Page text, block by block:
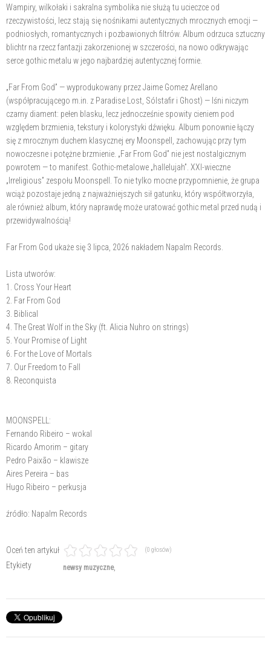
Wampiry, wilkołaki i sakralna symbolika nie służą tu ucieczce od
rzeczywistości, lecz stają się nośnikami autentycznych mrocznych emocji —
podniosłych, romantycznych i pozbawionych filtrów. Album odrzuca sztuczny
blichtr na rzecz fantazji zakorzenionej w szczerości, na nowo odkrywając
serce gothic metalu w jego najbardziej autentycznej formie.
„Far From God” — wyprodukowany przez Jaime Gomez Arellano
(współpracującego m.in. z Paradise Lost, Sólstafir i Ghost) — lśni niczym
czarny diament: pełen blasku, lecz jednocześnie spowity cieniem pod
względem brzmienia, tekstury i kolorystyki dźwięku. Album ponownie łączy
się z mrocznym duchem klasycznej ery Moonspell, zachowując przy tym
nowoczesne i potężne brzmienie. „Far From God” nie jest nostalgicznym
powrotem — to manifest. Gothic-metalowe „hallelujah”. XXI-wieczne
„Irreligious” zespołu Moonspell. To nie tylko mocne przypomnienie, że grupa
wciąż pozostaje jedną z najważniejszych sił gatunku, który współtworzyła,
ale również album, który naprawdę może uratować gothic metal przed nudą i
przewidywalnością!
Far From God ukaże się 3 lipca, 2026 nakładem Napalm Records.
Lista utworów:
1. Cross Your Heart
2. Far From God
3. Biblical
4. The Great Wolf in the Sky (ft. Alicia Nuhro on strings)
5. Your Promise of Light
6. For the Love of Mortals
7. Our Freedom to Fall
8. Reconquista
MOONSPELL:
Fernando Ribeiro – wokal
Ricardo Amorim – gitary
Pedro Paixão – klawisze
Aires Pereira – bas
Hugo Ribeiro – perkusja
źródło: Napalm Records
Oceń ten artykuł (0 głosów)
Etykiety newsy muzyczne